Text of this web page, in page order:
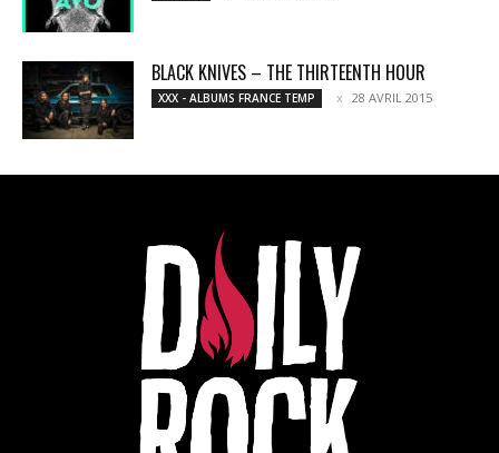
BLACK KNIVES – THE THIRTEENTH HOUR
XXX - ALBUMS FRANCE TEMP 28 AVRIL 2015